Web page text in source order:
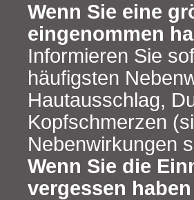
Wenn Sie eine
eingenommen
Informieren Sie
häufigsten
Hautausschlag,
Kopfschmerzen
Nebenwirkungen
Wenn Sie die
vergessen haben